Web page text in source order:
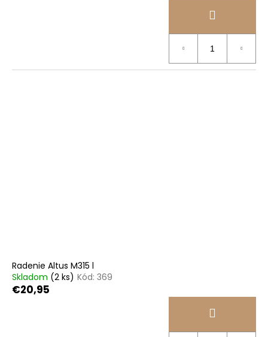
Radenie Altus M315 l
Skladom (2 ks) Kód: 369
€20,95